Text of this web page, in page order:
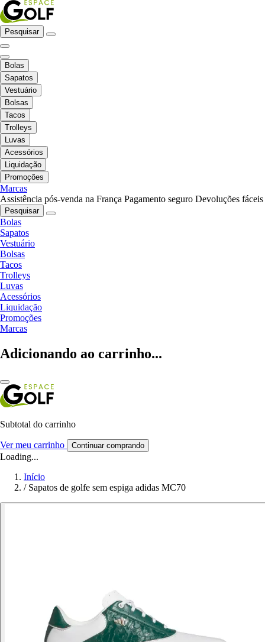
Pesquisar
Bolas
Sapatos
Vestuário
Bolsas
Tacos
Trolleys
Luvas
Acessórios
Liquidação
Promoções
Marcas
Assistência pós-venda na França Pagamento seguro Devoluções fáceis
Pesquisar
Bolas
Sapatos
Vestuário
Bolsas
Tacos
Trolleys
Luvas
Acessórios
Liquidação
Promoções
Marcas
Adicionando ao carrinho...
Subtotal do carrinho
Ver meu carrinho Continuar comprando
Loading...
Início
/ Sapatos de golfe sem espiga adidas MC70